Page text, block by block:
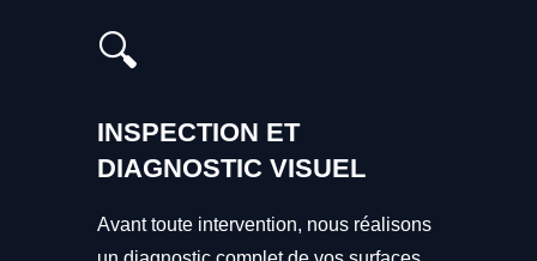
🔍
INSPECTION ET
DIAGNOSTIC VISUEL
Avant toute intervention, nous réalisons